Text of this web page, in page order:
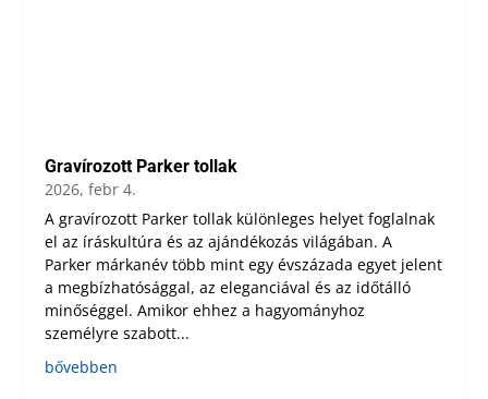
Gravírozott Parker tollak
2026, febr 4.
A gravírozott Parker tollak különleges helyet foglalnak
el az íráskultúra és az ajándékozás világában. A
Parker márkanév több mint egy évszázada egyet jelent
a megbízhatósággal, az eleganciával és az időtálló
minőséggel. Amikor ehhez a hagyományhoz
személyre szabott...
bővebben